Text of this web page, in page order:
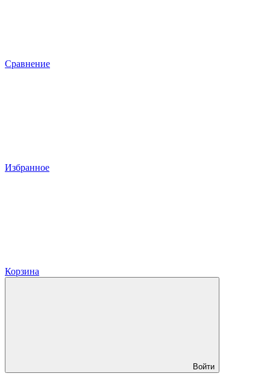
Сравнение
Избранное
Корзина
Войти